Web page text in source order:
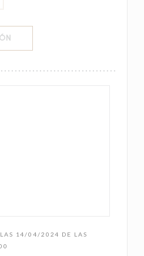
14/04/2024 DE LAS